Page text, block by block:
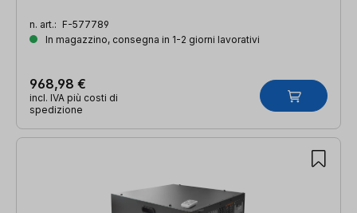
n. art.: F-577789
In magazzino, consegna in 1-2 giorni lavorativi
968,98 €
incl. IVA più costi di
spedizione